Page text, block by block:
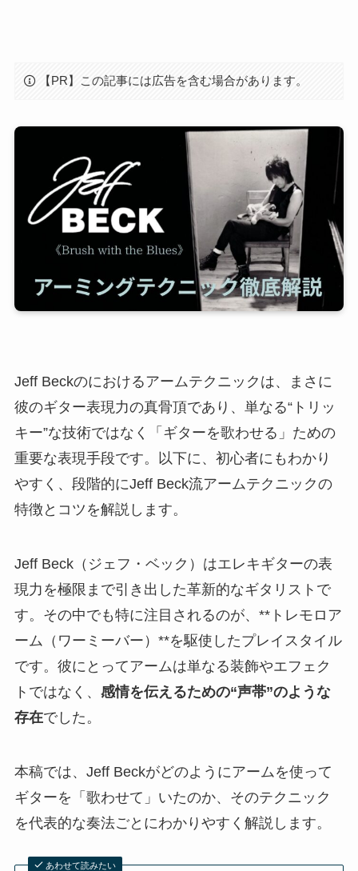
【PR】この記事には広告を含む場合があります。
Jeff Beckのにおけるアームテクニックは、まさに
彼のギター表現力の真骨頂であり、単なる“トリッ
キー”な技術ではなく「ギターを歌わせる」ための
重要な表現手段です。以下に、初心者にもわかり
やすく、段階的にJeff Beck流アームテクニックの
特徴とコツを解説します。
Jeff Beck（ジェフ・ベック）はエレキギターの表
現力を極限まで引き出した革新的なギタリストで
す。その中でも特に注目されるのが、**トレモロア
ーム（ワーミーバー）**を駆使したプレイスタイル
です。彼にとってアームは単なる装飾やエフェク
トではなく、 感情を伝えるための“声帯”のような
存在でした。
本稿では、Jeff Beckがどのようにアームを使って
ギターを「歌わせて」いたのか、そのテクニック
を代表的な奏法ごとにわかりやすく解説します。
あわせて読みたい